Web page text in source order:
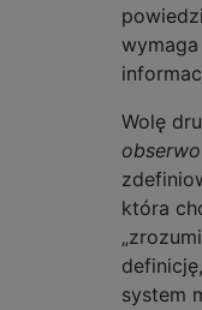
Wolę
która
system